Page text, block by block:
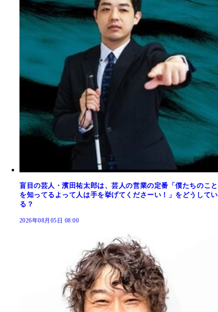
盲目の芸人・濱田祐太郎は、芸人の営業の定番「僕たちのこと
を知ってるよって人は手を挙げてくださーい！」をどうしてい
る？
2026年08月05日 08:00